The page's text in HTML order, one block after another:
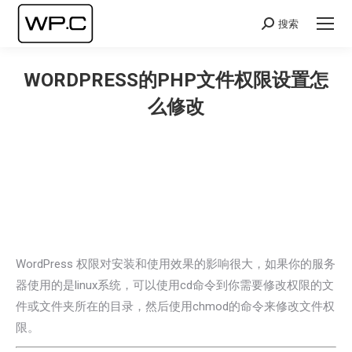
Search:
搜索
WORDPRESS的PHP文件权限设置怎
么修改
WordPress 权限对安装和使用效果的影响很大，如果你的服务
器使用的是linux系统，可以使用cd命令到你需要修改权限的文
件或文件夹所在的目录，然后使用chmod的命令来修改文件权
限。